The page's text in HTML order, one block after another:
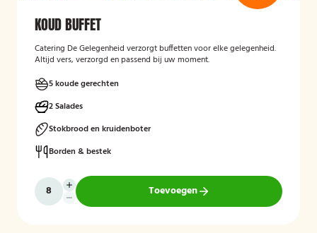
KOUD BUFFET
Catering De Gelegenheid verzorgt buffetten voor elke gelegenheid.
Altijd vers, verzorgd en passend bij uw moment.
5 koude gerechten
2 Salades
Stokbrood en kruidenboter
Borden & bestek
Toevoegen